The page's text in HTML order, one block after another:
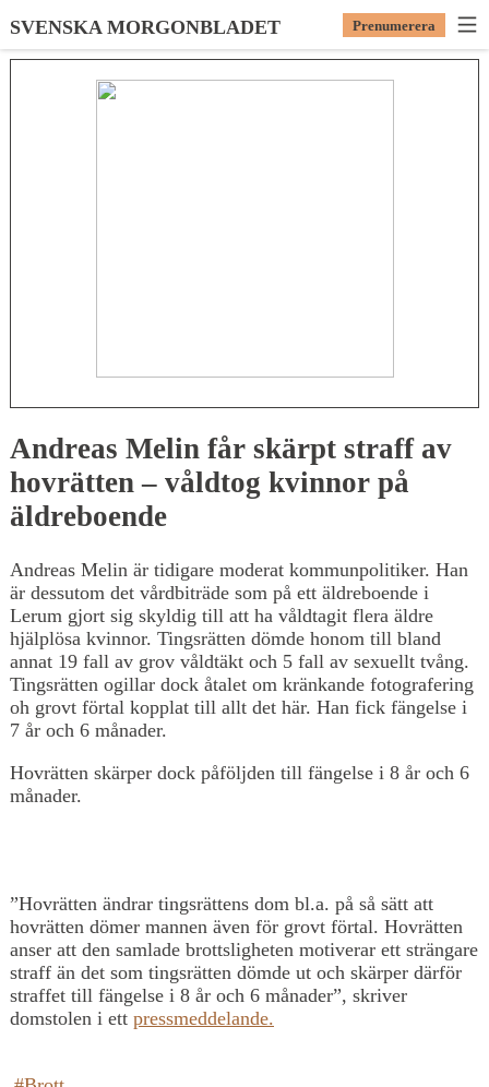
SVENSKA MORGONBLADET Prenumerera
Andreas Melin får skärpt straff av
hovrätten – våldtog kvinnor på
äldreboende
Andreas Melin är tidigare moderat kommunpolitiker. Han
är dessutom det vårdbiträde som på ett äldreboende i
Lerum gjort sig skyldig till att ha våldtagit flera äldre
hjälplösa kvinnor. Tingsrätten dömde honom till bland
annat 19 fall av grov våldtäkt och 5 fall av sexuellt tvång.
Tingsrätten ogillar dock åtalet om kränkande fotografering
oh grovt förtal kopplat till allt det här. Han fick fängelse i
7 år och 6 månader.
Hovrätten skärper dock påföljden till fängelse i 8 år och 6
månader.
”Hovrätten ändrar tingsrättens dom bl.a. på så sätt att
hovrätten dömer mannen även för grovt förtal. Hovrätten
anser att den samlade brottsligheten motiverar ett strängare
straff än det som tingsrätten dömde ut och skärper därför
straffet till fängelse i 8 år och 6 månader”, skriver
domstolen i ett pressmeddelande.